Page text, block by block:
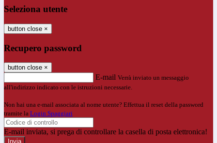
Seleziona utente
button close ×
Recupero password
button close ×
E-mail Verrà inviato un messaggio
all'indirizzo indicato con le istruzioni necessarie.
Non hai una e-mail associata al nome utente? Effettua il reset della password
tramite la Login Spaggiari
E-mail inviata, si prega di controllare la casella di posta elettronica!